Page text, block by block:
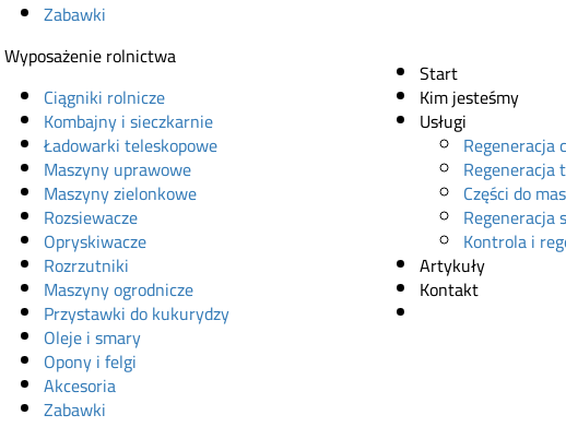
Zabawki
Wyposażenie rolnictwa
Ciągniki rolnicze
Kombajny i sieczkarnie
Ładowarki teleskopowe
Maszyny uprawowe
Maszyny zielonkowe
Rozsiewacze
Opryskiwacze
Rozrzutniki
Maszyny ogrodnicze
Przystawki do kukurydzy
Oleje i smary
Opony i felgi
Akcesoria
Zabawki
Start
Kim jesteśmy
Usługi
Regeneracja
Regeneracja
Części do
Regeneracja
Kontrola i
Artykuły
Kontakt